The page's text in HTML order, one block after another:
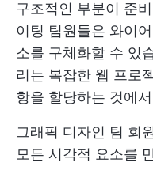
구조적인 부분이 준
이팅 팀원들은 와이
소를 구체화할 수 있
리는 복잡한 웹 프로
항을 할당하는 것에
그래픽 디자인 팀 회
모든 시각적 요소를